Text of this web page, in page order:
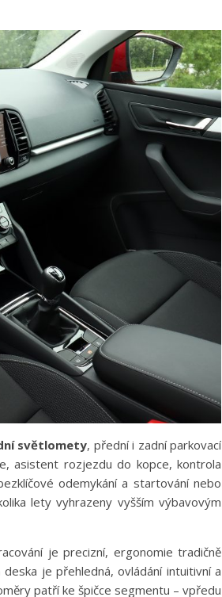
světlomety, přední i zadní parkovací
asistent rozjezdu do kopce, kontrola
odemykání a startování nebo
lety vyhrazeny vyšším výbavovým
je precizní, ergonomie tradičně
je přehledná, ovládání intuitivní a
patří ke špičce segmentu – vpředu